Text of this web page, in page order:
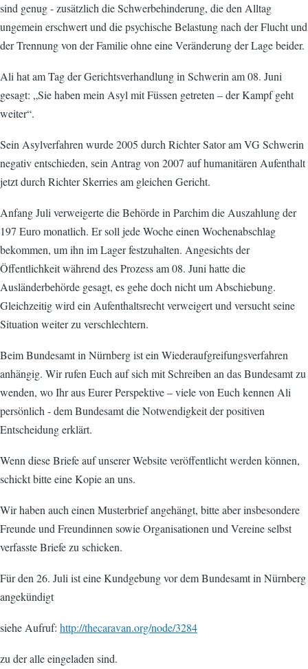
sind genug - zusätzlich die Schwerbehinderung, die den Alltag
ungemein erschwert und die psychische Belastung nach der Flucht und
der Trennung von der Familie ohne eine Veränderung der Lage beider.
Ali hat am Tag der Gerichtsverhandlung in Schwerin am 08. Juni
gesagt: „Sie haben mein Asyl mit Füssen getreten – der Kampf geht
weiter“.
Sein Asylverfahren wurde 2005 durch Richter Sator am VG Schwerin
negativ entschieden, sein Antrag von 2007 auf humanitären Aufenthalt
jetzt durch Richter Skerries am gleichen Gericht.
Anfang Juli verweigerte die Behörde in Parchim die Auszahlung der
197 Euro monatlich. Er soll jede Woche einen Wochenabschlag
bekommen, um ihn im Lager festzuhalten. Angesichts der
Öffentlichkeit während des Prozess am 08. Juni hatte die
Ausländerbehörde gesagt, es gehe doch nicht um Abschiebung.
Gleichzeitig wird ein Aufenthaltsrecht verweigert und versucht seine
Situation weiter zu verschlechtern.
Beim Bundesamt in Nürnberg ist ein Wiederaufgreifungsverfahren
anhängig. Wir rufen Euch auf sich mit Schreiben an das Bundesamt zu
wenden, wo Ihr aus Eurer Perspektive – viele von Euch kennen Ali
persönlich - dem Bundesamt die Notwendigkeit der positiven
Entscheidung erklärt.
Wenn diese Briefe auf unserer Website veröffentlicht werden können,
schickt bitte eine Kopie an uns.
Wir haben auch einen Musterbrief angehängt, bitte aber insbesondere
Freunde und Freundinnen sowie Organisationen und Vereine selbst
verfasste Briefe zu schicken.
Für den 26. Juli ist eine Kundgebung vor dem Bundesamt in Nürnberg
angekündigt
siehe Aufruf: http://thecaravan.org/node/3284
zu der alle eingeladen sind.